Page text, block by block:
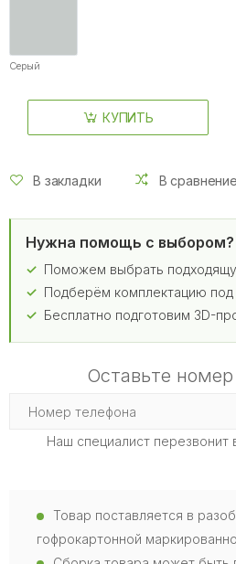
Серый
КУПИТЬ
В закладки В сравнение
Нужна помощь с выбором?
Поможем выбрать
Подберём комплектацию
Бесплатно подготовим 3D-
Оставьте
Наш специалист
Товар поставляется в
гофрокартонной